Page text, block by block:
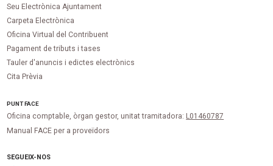
Seu Electrònica Ajuntament
Carpeta Electrònica
Oficina Virtual del Contribuent
Pagament de tributs i tases
Tauler d'anuncis i edictes electrònics
Cita Prèvia
PUNTFACE
Oficina comptable, òrgan gestor, unitat tramitadora: L01460787
Manual FACE per a proveïdors
SEGUEIX-NOS